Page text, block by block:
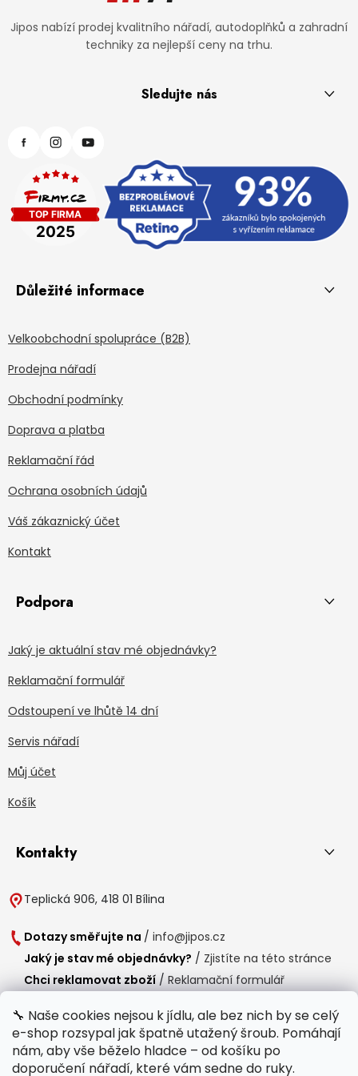
🔧 Naše cookies nejsou k jídlu, ale bez nich by se celý
e-shop rozsypal jak špatně utažený šroub. Pomáhají
nám, aby vše běželo hladce – od košíku po
doporučení nářadí, které vám sedne do ruky.
Jipos nabízí prodej kvalitního nářadí, autodoplňků a zahradní
techniky za nejlepší ceny na trhu.
Sledujte nás
Důležité informace
Velkoobchodní spolupráce (B2B)
Prodejna nářadí
Obchodní podmínky
Doprava a platba
Reklamační řád
Ochrana osobních údajů
Váš zákaznický účet
Kontakt
Podpora
Jaký je aktuální stav mé objednávky?
Reklamační formulář
Odstoupení ve lhůtě 14 dní
Servis nářadí
Můj účet
Košík
Kontakty
Teplická 906, 418 01 Bílina
Dotazy směřujte na / info@jipos.cz
Jaký je stav mé objednávky? / Zjistíte na této stránce
Chci reklamovat zboží / Reklamační formulář
Provozní doba
Po-Čt / 8:00 - 15:00